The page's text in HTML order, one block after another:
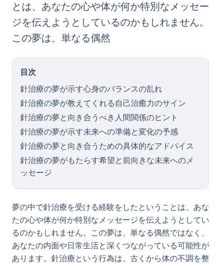
とは、あなたの心や体が何か特別なメッセー
ジを伝えようとしているのかもしれません。
この夢は、単なる偶然
目次
針治療の夢が示す心身のバランスの乱れ
針治療の夢が教えてくれる自己治癒力のサイン
針治療の夢と向き合うべき人間関係のヒント
針治療の夢が示す未来への準備と変化の予感
針治療の夢と向き合うための具体的なアドバイス
針治療の夢がもたらす希望と前向きな未来へのメ
ッセージ
夢の中で針治療を受ける経験をしたということは、あな
たの心や体が何か特別なメッセージを伝えようとしてい
るのかもしれません。この夢は、単なる偶然ではなく、
あなたの内面や日常生活と深くつながっている可能性が
あります。針治療という行為は、古くから体の不調を整